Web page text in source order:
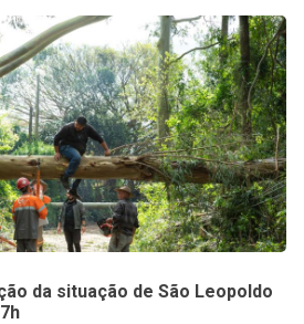
da situação de São Leopoldo